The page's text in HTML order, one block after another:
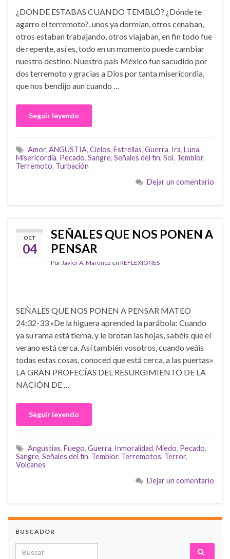
¿DONDE ESTABAS CUANDO TEMBLÓ? ¿Dónde te
agarro el terremoto?, unos ya dormían, otros cenaban,
otros estaban trabajando, otros viajaban, en fin todo fue
de repente, así es, todo en un momento puede cambiar
nuestro destino. Nuestro país México fue sacudido por
dos terremoto y gracias a Dios por tanta misericordia,
que nos bendijo aun cuando …
Seguir leyendo
Amor, ANGUSTIA, Cielos, Estrellas, Guerra, Ira, Luna,
Misericordia, Pecado, Sangre, Señales del fin, Sol, Temblor,
Terremoto, Turbación
Dejar un comentario
OCT
04
SEÑALES QUE NOS PONEN A
PENSAR
Por Javier A. Martínez en REFLEXIONES
SEÑALES QUE NOS PONEN A PENSAR MATEO
24:32-33 «De la higuera aprended la parábola: Cuando
ya su rama está tierna, y le brotan las hojas, sabéis que el
verano está cerca. Así también vosotros, cuando veáis
todas estas cosas, conoced que está cerca, a las puertas»
LA GRAN PROFECÍAS DEL RESURGIMIENTO DE LA
NACIÓN DE …
Seguir leyendo
Angustias, Fuego, Guerra, Inmoralidad, Miedo, Pecado,
Sangre, Señales del fin, Temblor, Terremotos, Terror,
Volcanes
Dejar un comentario
BUSCADOR
Search for: